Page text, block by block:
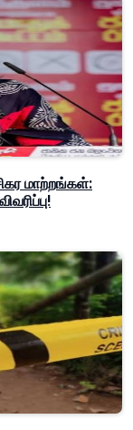
மாற்றங்கள்: